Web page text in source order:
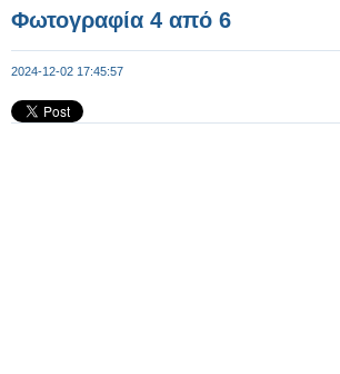
Φωτογραφία 4 από 6
2024-12-02 17:45:57